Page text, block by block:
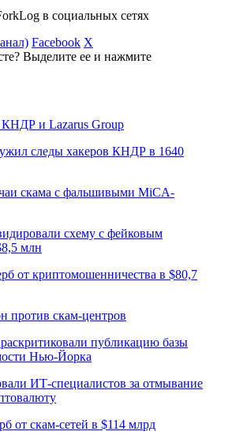
в социальных сетях
Facebook X
Выделите ее и нажмите
КНДР и Lazarus Group
следы хакеров КНДР в 1640
скама с фальшивыми MiCA-
схему с фейковым
млн
от криптомошенничества в $80,7
против скам-центров
публикацию базы
Нью-Йорка
ИТ-специалистов за отмывание
скам-сетей в $114 млрд